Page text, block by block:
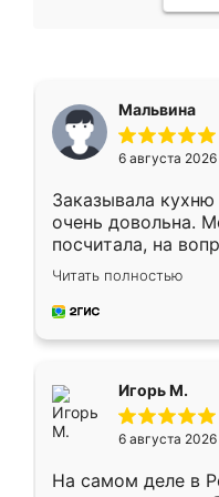
Мальвина
6 августа 2026
Заказывала кухню
очень довольна.
посчитала, на
Замерщик
делу со всей
за день, ребята
Читать полностью
Игорь М.
6 августа 2026
На самом деле в